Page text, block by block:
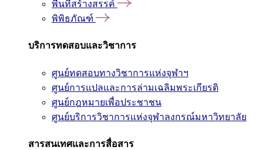
พื้นที่สร้างสรรค์
พิพิธภัณฑ์
บริการทดสอบและวิชาการ
ศูนย์ทดสอบทางวิชาการแห่งจุฬาฯ
ศูนย์การแปลและการล่ามเฉลิมพระเกียรติ
ศูนย์กฎหมายเพื่อประชาชน
ศูนย์บริการวิชาการแห่งจุฬาลงกรณ์มหาวิทยาลัย
สารสนเทศและการสื่อสาร